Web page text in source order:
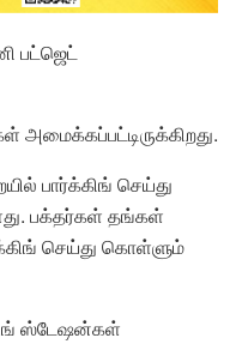
பட்ஜெட்
அமைக்கப்பட்டிருக்கிறது.
பார்க்கிங் செய்து
பக்தர்கள் தங்கள்
செய்து கொள்ளும்
ஸ்டேஷன்கள்